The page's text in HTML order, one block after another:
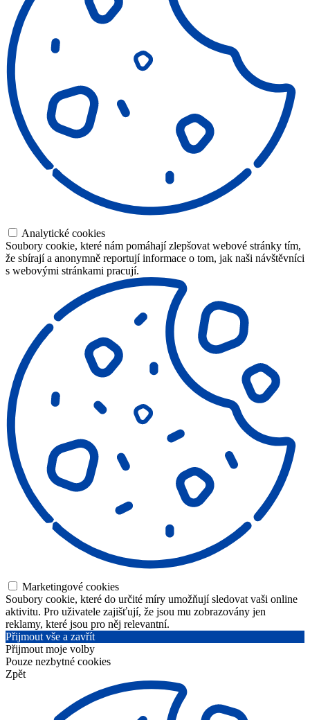
Analytické cookies
Soubory cookie, které nám pomáhají zlepšovat webové stránky tím,
že sbírají a anonymně reportují informace o tom, jak naši návštěvníci
s webovými stránkami pracují.
Marketingové cookies
Soubory cookie, které do určité míry umožňují sledovat vaši online
aktivitu. Pro uživatele zajišťují, že jsou mu zobrazovány jen
reklamy, které jsou pro něj relevantní.
Přijmout vše a zavřít
Přijmout moje volby
Pouze nezbytné cookies
Zpět